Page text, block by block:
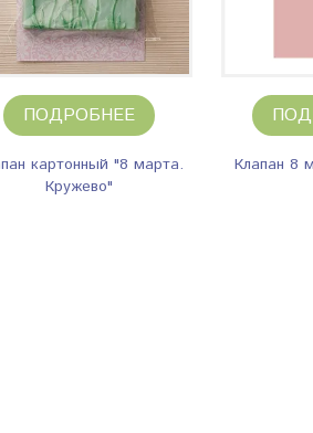
ПОДРОБНЕЕ
картонный "8 марта.
Кружево"
Клапан 8